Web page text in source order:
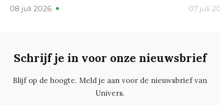
08 juli 2026 07 juli
Schrijf je in voor onze nieuwsbrief
Blijf op de hoogte. Meld je aan voor de nieuwsbrief van
Univers.